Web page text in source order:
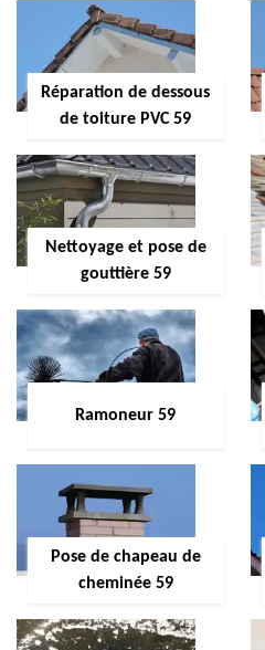
Réparation de dessous
de toiture PVC 59
Nettoyage et pose de
gouttière 59
Ramoneur 59
Pose de chapeau de
cheminée 59